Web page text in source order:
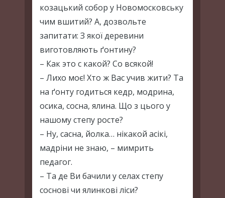
козацький собор у Новомосковську
чим вшитий? А, дозвольте
запитати: З якої деревини
виготовляють ґонтину?
– Как это с какой? Со всякой!
– Лихо моє! Хто ж Вас учив жити? Та
на ґонту годиться кедр, модрина,
осика, сосна, ялина. Що з цього у
нашому степу росте?
– Ну, сасна, йолка… нікакой асікі,
мадріни не знаю, – мимрить
педагог.
– Та де Ви бачили у селах степу
соснові чи ялинкові ліси?